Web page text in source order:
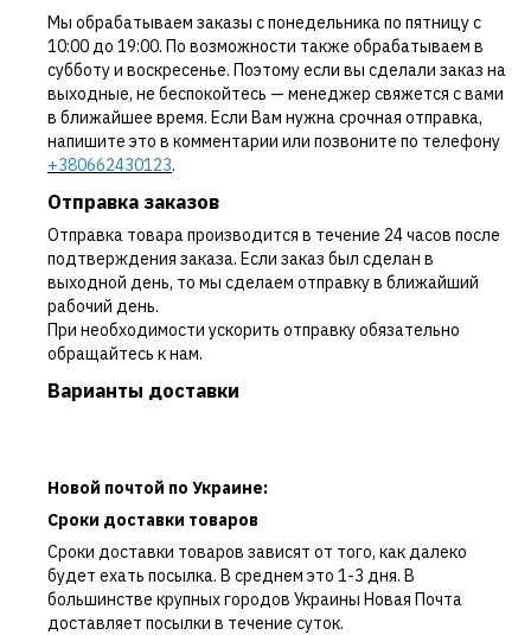
Мы обрабатываем заказы с понедельника по пятницу с
10:00 до 19:00. По возможности также обрабатываем в
субботу и воскресенье. Поэтому если вы сделали заказ на
выходные, не беспокойтесь — менеджер свяжется с вами
в ближайшее время. Если Вам нужна срочная отправка,
напишите это в комментарии или позвоните по телефону
+380662430123.
Отправка заказов
Отправка товара производится в течение 24 часов после
подтверждения заказа. Если заказ был сделан в
выходной день, то мы сделаем отправку в ближайший
рабочий день.
При необходимости ускорить отправку обязательно
обращайтесь к нам.
Варианты доставки
Новой почтой по Украине:
Сроки доставки товаров
Сроки доставки товаров зависят от того, как далеко
будет ехать посылка. В среднем это 1-3 дня. В
большинстве крупных городов Украины Новая Почта
доставляет посылки в течение суток.